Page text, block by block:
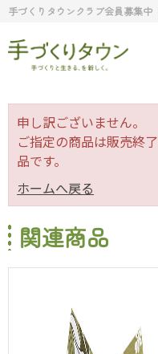
手づくりタウンクラブ会員募集中
申し訳ございません。
ご指定の商品は販売終
品です。
ホームへ戻る
関連商品